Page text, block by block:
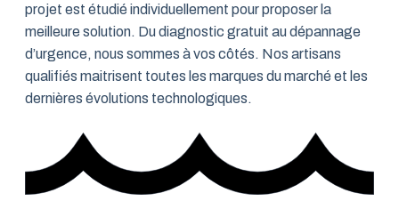
projet est étudié individuellement pour proposer la
meilleure solution. Du diagnostic gratuit au dépannage
d’urgence, nous sommes à vos côtés. Nos artisans
qualifiés maitrisent toutes les marques du marché et les
dernières évolutions technologiques.